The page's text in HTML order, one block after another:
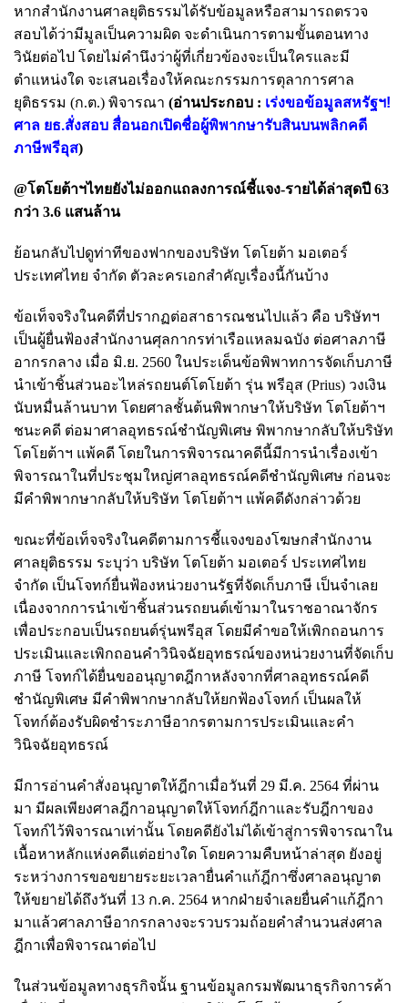
หากสำนักงานศาลยุติธรรมได้รับข้อมูลหรือสามารถตรวจ
สอบได้ว่ามีมูลเป็นความผิด จะดำเนินการตามขั้นตอนทาง
วินัยต่อไป โดยไม่คำนึงว่าผู้ที่เกี่ยวข้องจะเป็นใครและมี
ตำแหน่งใด จะเสนอเรื่องให้คณะกรรมการตุลาการศาล
ยุติธรรม (ก.ต.) พิจารณา (อ่านประกอบ : เร่งขอข้อมูลสหรัฐฯ!
ศาล ยธ.สั่งสอบ สื่อนอกเปิดชื่อผู้พิพากษารับสินบนพลิกคดี
ภาษีพรีอุส)
@โตโยต้าฯไทยยังไม่ออกแถลงการณ์ชี้แจง-รายได้ล่าสุดปี 63
กว่า 3.6 แสนล้าน
ย้อนกลับไปดูท่าทีของฟากของบริษัท โตโยต้า มอเตอร์
ประเทศไทย จำกัด ตัวละครเอกสำคัญเรื่องนี้กันบ้าง
ข้อเท็จจริงในคดีที่ปรากฏต่อสาธารณชนไปแล้ว คือ บริษัทฯ
เป็นผู้ยื่นฟ้องสำนักงานศุลกากรท่าเรือแหลมฉบัง ต่อศาลภาษี
อากรกลาง เมื่อ มิ.ย. 2560 ในประเด็นข้อพิพาทการจัดเก็บภาษี
นำเข้าชิ้นส่วนอะไหล่รถยนต์โตโยต้า รุ่น พรีอุส (Prius) วงเงิน
นับหมื่นล้านบาท โดยศาลชั้นต้นพิพากษาให้บริษัท โตโยต้าฯ
ชนะคดี ต่อมาศาลอุทธรณ์ชำนัญพิเศษ พิพากษากลับให้บริษัท
โตโยต้าฯ แพ้คดี โดยในการพิจารณาคดีนี้มีการนำเรื่องเข้า
พิจารณาในที่ประชุมใหญ่ศาลอุทธรณ์คดีชำนัญพิเศษ ก่อนจะ
มีคำพิพากษากลับให้บริษัท โตโยต้าฯ แพ้คดีดังกล่าวด้วย
ขณะที่ข้อเท็จจริงในคดีตามการชี้แจงของโฆษกสำนักงาน
ศาลยุติธรรม ระบุว่า บริษัท โตโยต้า มอเตอร์ ประเทศไทย
จำกัด เป็นโจทก์ยื่นฟ้องหน่วยงานรัฐที่จัดเก็บภาษี เป็นจำเลย
เนื่องจากการนำเข้าชิ้นส่วนรถยนต์เข้ามาในราชอาณาจักร
เพื่อประกอบเป็นรถยนต์รุ่นพรีอุส โดยมีคำขอให้เพิกถอนการ
ประเมินและเพิกถอนคำวินิจฉัยอุทธรณ์ของหน่วยงานที่จัดเก็บ
ภาษี โจทก์ได้ยื่นขออนุญาตฎีกาหลังจากที่ศาลอุทธรณ์คดี
ชำนัญพิเศษ มีคำพิพากษากลับให้ยกฟ้องโจทก์ เป็นผลให้
โจทก์ต้องรับผิดชำระภาษีอากรตามการประเมินและคำ
วินิจฉัยอุทธรณ์
มีการอ่านคำสั่งอนุญาตให้ฎีกาเมื่อวันที่ 29 มี.ค. 2564 ที่ผ่าน
มา มีผลเพียงศาลฎีกาอนุญาตให้โจทก์ฎีกาและรับฎีกาของ
โจทก์ไว้พิจารณาเท่านั้น โดยคดียังไม่ได้เข้าสู่การพิจารณาใน
เนื้อหาหลักแห่งคดีแต่อย่างใด โดยความคืบหน้าล่าสุด ยังอยู่
ระหว่างการขอขยายระยะเวลายื่นคำแก้ฎีกาซึ่งศาลอนุญาต
ให้ขยายได้ถึงวันที่ 13 ก.ค. 2564 หากฝ่ายจำเลยยื่นคำแก้ฎีกา
มาแล้วศาลภาษีอากรกลางจะรวบรวมถ้อยคำสำนวนส่งศาล
ฎีกาเพื่อพิจารณาต่อไป
ในส่วนข้อมูลทางธุรกิจนั้น ฐานข้อมูลกรมพัฒนาธุรกิจการค้า